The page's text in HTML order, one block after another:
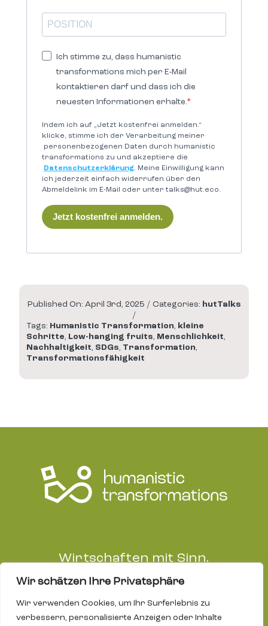
Wir schätzen Ihre Privatsphäre
Wir verwenden Cookies, um Ihr Surferlebnis zu
verbessern, personalisierte Anzeigen oder Inhalte
Ich stimme zu, dass humanistic
transformations mich per E-Mail
kontaktieren darf und dass ich die
neuesten Informationen erhalte.
Indem ich auf „Jetzt kostenfrei anmelden.“
klicke, stimme ich der Verarbeitung meiner
personenbezogenen Daten durch humanistic
transformations zu und akzeptiere die
Datenschutzerklärung. Meine Einwilligung kann
ich jederzeit einfach widerrufen über den
Abmeldelink im E-Mail oder unter talks@hut.eco.
Jetzt kostenfrei anmelden.
Published On: April 3rd, 2025 / Categories: hutTalks
/
Tags: Humanistic Transformation, kleine
Schritte, Low-hanging fruits, Menschlichkeit,
Nachhaltigkeit, SDGs, Transformation,
Transformationsfähigkeit
Wirtschaften mit Sinn.
Impressum